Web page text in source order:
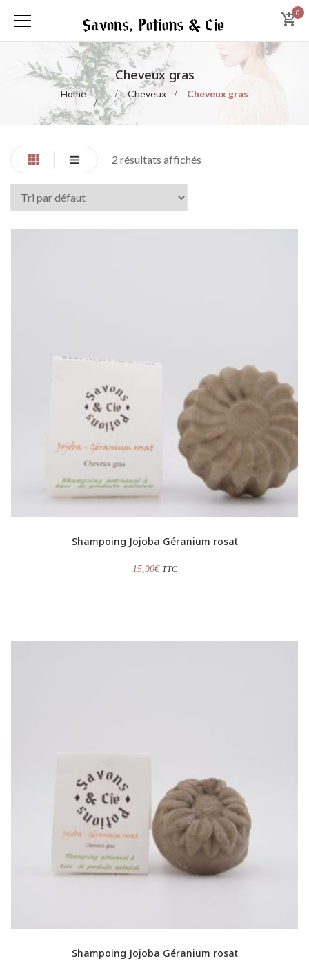
0
Cheveux gras
Home Cheveux Cheveux gras
2 résultats affichés
Shampoing Jojoba Géranium rosat
15,90€ TTC
Shampoing Jojoba Géranium rosat